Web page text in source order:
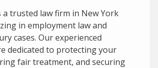
a trusted law firm in New York
in employment law and
cases. Our experienced
dedicated to protecting your
fair treatment, and securing